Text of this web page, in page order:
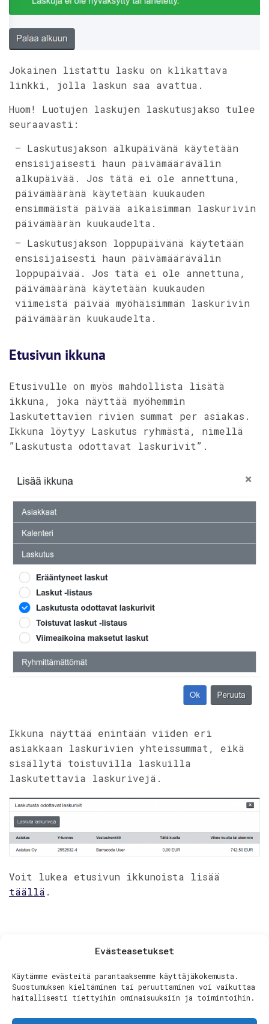
Evästeasetukset
Käytämme evästeitä parantaaksemme käyttäjäkokemusta.
Suostumuksen kieltäminen tai peruuttaminen voi vaikuttaa
haitallisesti tiettyihin ominaisuuksiin ja toimintoihin.
Jokainen listattu lasku on klikattava
linkki, jolla laskun saa avattua.
Huom! Luotujen laskujen laskutusjakso tulee
seuraavasti:
– Laskutusjakson alkupäivänä käytetään
ensisijaisesti haun päivämäärävälin
alkupäivää. Jos tätä ei ole annettuna,
päivämääränä käytetään kuukauden
ensimmäistä päivää aikaisimman laskurivin
päivämäärän kuukaudelta.
– Laskutusjakson loppupäivänä käytetään
ensisijaisesti haun päivämäärävälin
loppupäivää. Jos tätä ei ole annettuna,
päivämääränä käytetään kuukauden
viimeistä päivää myöhäisimmän laskurivin
päivämäärän kuukaudelta.
Etusivun ikkuna
Etusivulle on myös mahdollista lisätä
ikkuna, joka näyttää myöhemmin
laskutettavien rivien summat per asiakas.
Ikkuna löytyy Laskutus ryhmästä, nimellä
”Laskutusta odottavat laskurivit”.
Ikkuna näyttää enintään viiden eri
asiakkaan laskurivien yhteissummat, eikä
sisällytä toistuvilla laskuilla
laskutettavia laskurivejä.
Voit lukea etusivun ikkunoista lisää
täällä .